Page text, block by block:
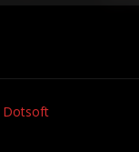
Dotsoft